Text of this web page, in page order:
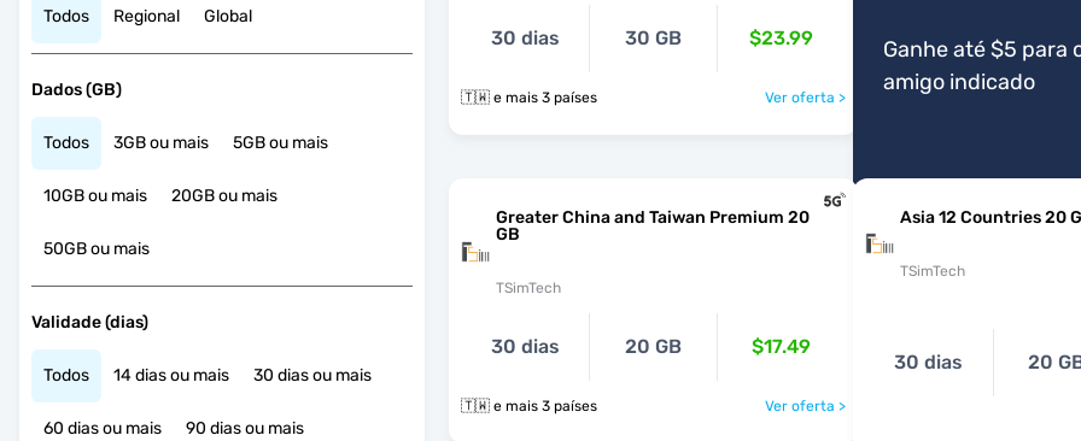
Todos Regional Global
Dados (GB)
Todos 3GB ou mais 5GB ou mais
10GB ou mais 20GB ou mais
50GB ou mais
Validade (dias)
Todos 14 dias ou mais 30 dias ou mais
60 dias ou mais 90 dias ou mais
30 dias 30 GB $23.99
🇹🇼 e mais 3 países Ver oferta >
Ganhe até $5 para
amigo indicado
Greater China and Taiwan Premium 20
GB
TSimTech
30 dias 20 GB $17.49
🇹🇼 e mais 3 países Ver oferta >
Asia 12 Countries 20
TSimTech
30 dias 20